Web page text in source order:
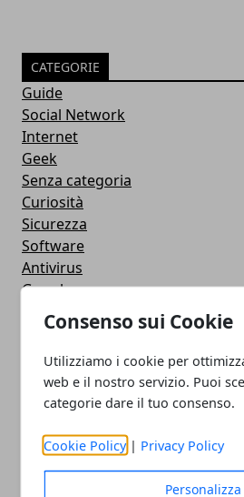
Consenso sui Cookie
Utilizziamo i cookie per
web e il nostro servizio. Puoi
categorie dare il tuo consenso.
Cookie Policy | Privacy Policy
Personalizza
CATEGORIE
Guide
Social Network
Internet
Geek
Senza categoria
Curiosità
Sicurezza
Software
Antivirus
Google
Utility
Giochi
Servizi online
Eventi
How To - Come Fare
Smartphone